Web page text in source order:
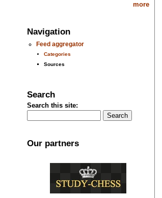
more
Navigation
Feed aggregator
Categories
Sources
Search
Search this site:
Our partners